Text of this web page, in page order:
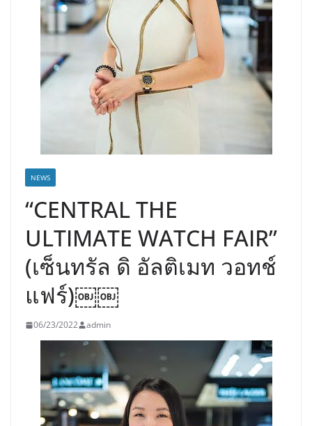
NEWS
“CENTRAL THE
ULTIMATE WATCH FAIR”
(เซ็นทรัล ดิ อัลติเมท วอทช์
แฟร์)￼￼
06/23/2022 admin